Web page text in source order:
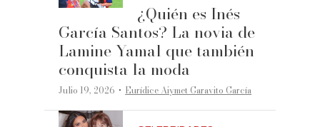
¿Quién es Inés
García Santos? La novia de
Lamine Yamal que también
conquista la moda
Julio 19, 2026 ·Eurídice Aiymet Garavito García